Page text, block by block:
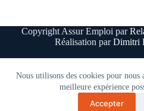
Nous utilisons des cookies pour nous
meilleure expérience
Accepter
Copyright Assur Emploi par
Réalisation parDimitri
Désinscription Candidat
CGV